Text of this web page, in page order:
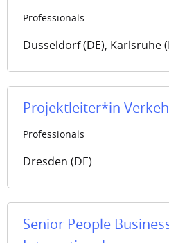
Professionals
Düsseldorf (DE), Karlsruhe
Projektleiter*in
Professionals
Dresden (DE)
Senior People